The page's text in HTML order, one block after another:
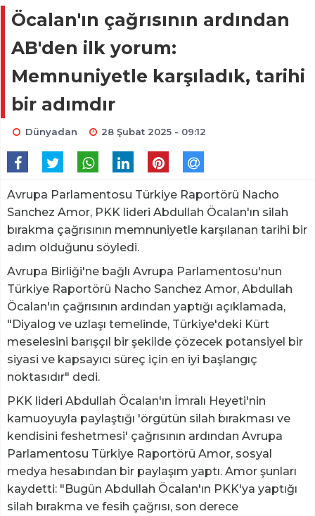
Öcalan'ın çağrısının ardından
AB'den ilk yorum:
Memnuniyetle karşıladık, tarihi
bir adımdır
Dünyadan 28 Şubat 2025 - 09:12
Avrupa Parlamentosu Türkiye Raportörü Nacho
Sanchez Amor, PKK lideri Abdullah Öcalan'ın silah
bırakma çağrısının memnuniyetle karşılanan tarihi bir
adım olduğunu söyledi.
Avrupa Birliği'ne bağlı Avrupa Parlamentosu'nun
Türkiye Raportörü Nacho Sanchez Amor, Abdullah
Öcalan'ın çağrısının ardından yaptığı açıklamada,
"Diyalog ve uzlaşı temelinde, Türkiye'deki Kürt
meselesini barışçıl bir şekilde çözecek potansiyel bir
siyasi ve kapsayıcı süreç için en iyi başlangıç
noktasıdır" dedi.
PKK lideri Abdullah Öcalan'ın İmralı Heyeti'nin
kamuoyuyla paylaştığı 'örgütün silah bırakması ve
kendisini feshetmesi' çağrısının ardından Avrupa
Parlamentosu Türkiye Raportörü Amor, sosyal
medya hesabından bir paylaşım yaptı. Amor şunları
kaydetti: "Bugün Abdullah Öcalan'ın PKK'ya yaptığı
silah bırakma ve fesih çağrısı, son derece